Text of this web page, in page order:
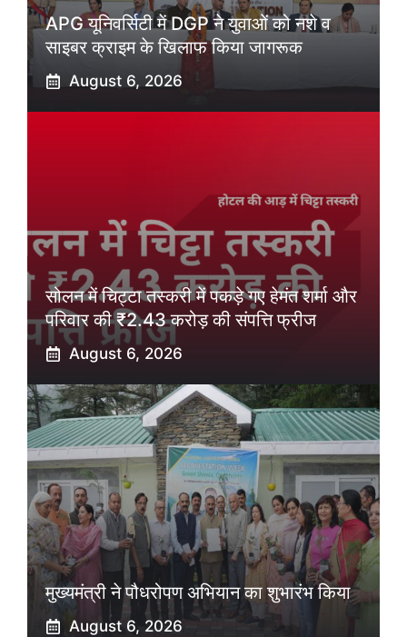
APG यूनिवर्सिटी में DGP ने युवाओं को नशे व
साइबर क्राइम के खिलाफ किया जागरूक
August 6, 2026
सोलन में चिट्टा तस्करी में पकड़े गए हेमंत शर्मा और
परिवार की ₹2.43 करोड़ की संपत्ति फ्रीज
August 6, 2026
मुख्यमंत्री ने पौधरोपण अभियान का शुभारंभ किया
August 6, 2026